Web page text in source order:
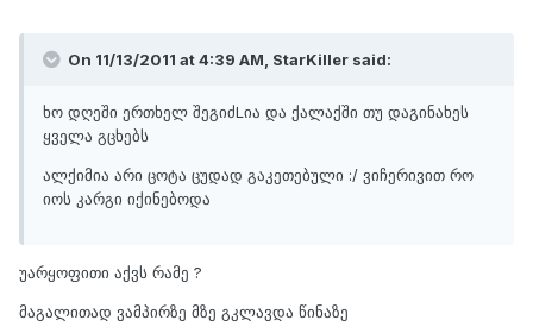
On 11/13/2011 at 4:39 AM, StarKiller said:
ხო დღეში ერთხელ შეგიძLია და ქალაქში თუ დაგინახეს
ყველა გცხებს
ალქიმია არი ცოტა ცუდად გაკეთებული :/ ვიჩერივით რო
იოს კარგი იქინებოდა
უარყოფითი აქვს რამე ?
მაგალითად ვამპირზე მზე გკლავდა წინაზე